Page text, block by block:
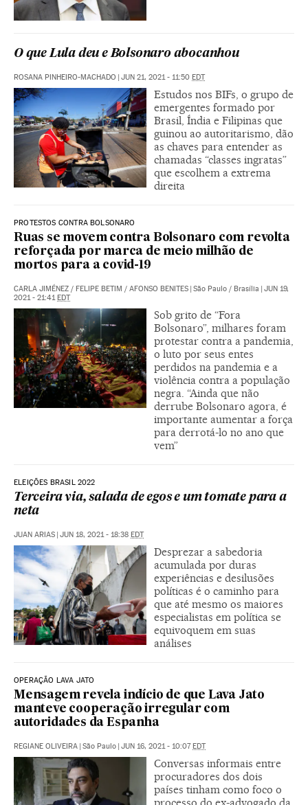
O que Lula deu e Bolsonaro abocanhou
ROSANA PINHEIRO-MACHADO | JUN 21, 2021 - 11:50 EDT
Estudos nos BIFs, o grupo de
emergentes formado por
Brasil, Índia e Filipinas que
guinou ao autoritarismo, dão
as chaves para entender as
chamadas “classes ingratas”
que escolhem a extrema
direita
PROTESTOS CONTRA BOLSONARO
Ruas se movem contra Bolsonaro com revolta
reforçada por marca de meio milhão de
mortos para a covid-19
CARLA JIMÉNEZ / FELIPE BETIM / AFONSO BENITES | São Paulo / Brasília | JUN 19,
2021 - 21:41EDT
Sob grito de “Fora
Bolsonaro”, milhares foram
protestar contra a pandemia,
o luto por seus entes
perdidos na pandemia e a
violência contra a população
negra. “Ainda que não
derrube Bolsonaro agora, é
importante aumentar a força
para derrotá-lo no ano que
vem”
ELEIÇÕES BRASIL 2022
Terceira via, salada de egos e um tomate para a
neta
JUAN ARIAS | JUN 18, 2021 - 18:38 EDT
Desprezar a sabedoria
acumulada por duras
experiências e desilusões
políticas é o caminho para
que até mesmo os maiores
especialistas em política se
equivoquem em suas
análises
OPERAÇÃO LAVA JATO
Mensagem revela indício de que Lava Jato
manteve cooperação irregular com
autoridades da Espanha
REGIANE OLIVEIRA | São Paulo | JUN 16, 2021 - 10:07EDT
Conversas informais entre
procuradores dos dois
países tinham como foco o